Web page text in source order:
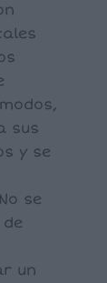
sus
y se
se
un